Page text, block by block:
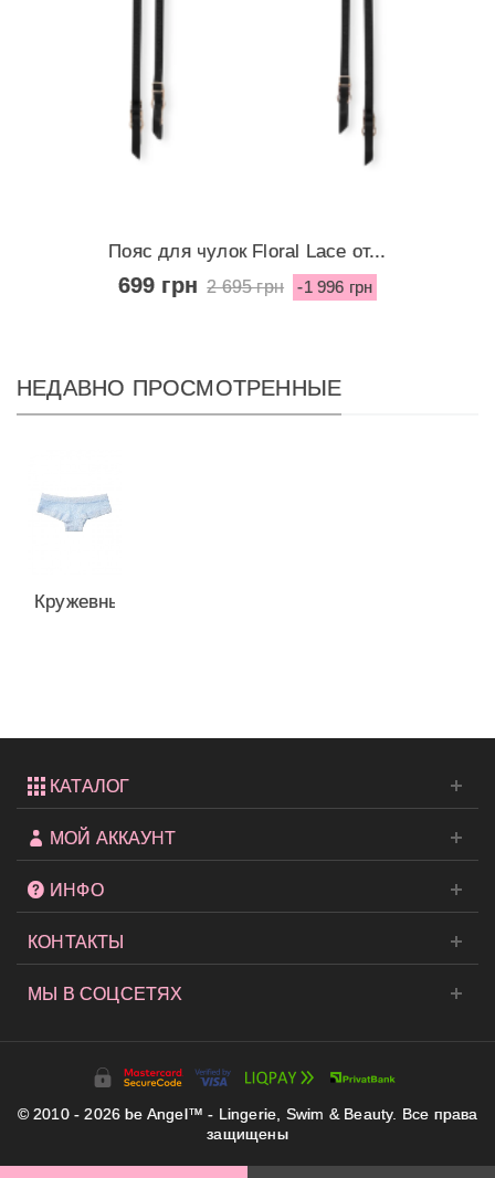
Пояс для чулок Floral Lace от...
699 грн 2 695 грн -1 996 грн
НЕДАВНО ПРОСМОТРЕННЫЕ
Кружевные
КАТАЛОГ
МОЙ АККАУНТ
ИНФО
КОНТАКТЫ
МЫ В СОЦСЕТЯХ
© 2010 - 2026 be Angel™ - Lingerie, Swim & Beauty. Все права
защищены